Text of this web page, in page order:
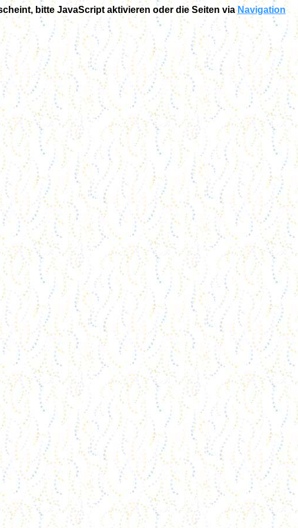
bitte JavaScript aktivieren oder die Seiten via Navigation